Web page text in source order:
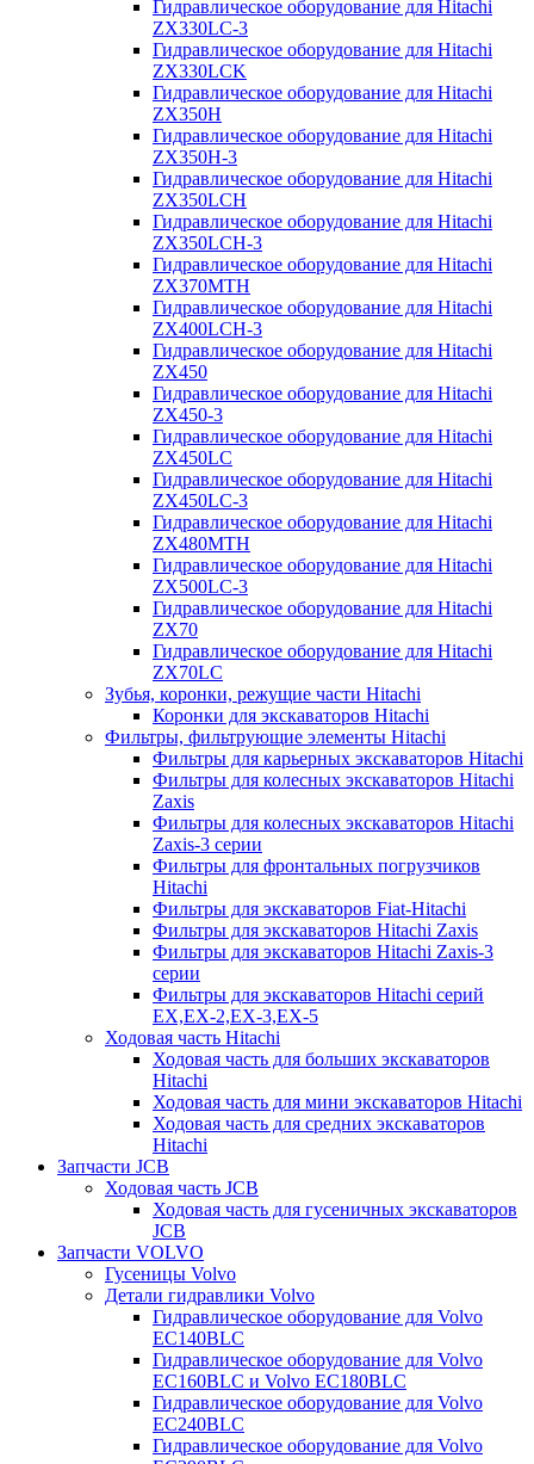
Гидравлическое оборудование для Hitachi
ZX330LC-3
Гидравлическое оборудование для Hitachi
ZX330LCK
Гидравлическое оборудование для Hitachi
ZX350H
Гидравлическое оборудование для Hitachi
ZX350H-3
Гидравлическое оборудование для Hitachi
ZX350LCH
Гидравлическое оборудование для Hitachi
ZX350LCH-3
Гидравлическое оборудование для Hitachi
ZX370MTH
Гидравлическое оборудование для Hitachi
ZX400LCH-3
Гидравлическое оборудование для Hitachi
ZX450
Гидравлическое оборудование для Hitachi
ZX450-3
Гидравлическое оборудование для Hitachi
ZX450LC
Гидравлическое оборудование для Hitachi
ZX450LC-3
Гидравлическое оборудование для Hitachi
ZX480MTH
Гидравлическое оборудование для Hitachi
ZX500LC-3
Гидравлическое оборудование для Hitachi
ZX70
Гидравлическое оборудование для Hitachi
ZX70LC
Зубья, коронки, режущие части Hitachi
Коронки для экскаваторов Hitachi
Фильтры, фильтрующие элементы Hitachi
Фильтры для карьерных экскаваторов Hitachi
Фильтры для колесных экскаваторов Hitachi
Zaxis
Фильтры для колесных экскаваторов Hitachi
Zaxis-3 серии
Фильтры для фронтальных погрузчиков
Hitachi
Фильтры для экскаваторов Fiat-Hitachi
Фильтры для экскаваторов Hitachi Zaxis
Фильтры для экскаваторов Hitachi Zaxis-3
серии
Фильтры для экскаваторов Hitachi серий
EX,EX-2,EX-3,EX-5
Ходовая часть Hitachi
Ходовая часть для больших экскаваторов
Hitachi
Ходовая часть для мини экскаваторов Hitachi
Ходовая часть для средних экскаваторов
Hitachi
Запчасти JCB
Ходовая часть JCB
Ходовая часть для гусеничных экскаваторов
JCB
Запчасти VOLVO
Гусеницы Volvo
Детали гидравлики Volvo
Гидравлическое оборудование для Volvo
EC140BLC
Гидравлическое оборудование для Volvo
EC160BLC и Volvo EC180BLC
Гидравлическое оборудование для Volvo
EC240BLC
Гидравлическое оборудование для Volvo